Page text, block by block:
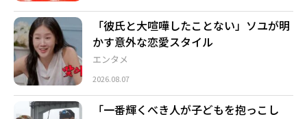
エンタメ
「彼氏と大喧嘩したことない」ソユが明
かす意外な恋愛スタイル
2026.08.07
「一番輝くべき人が子どもを抱っこし